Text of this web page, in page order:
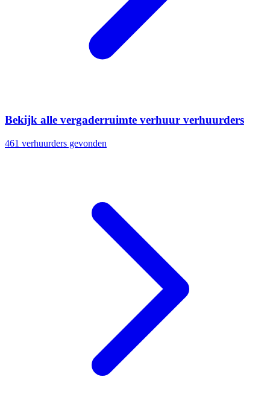
Bekijk alle vergaderruimte verhuur verhuurders
461 verhuurders gevonden